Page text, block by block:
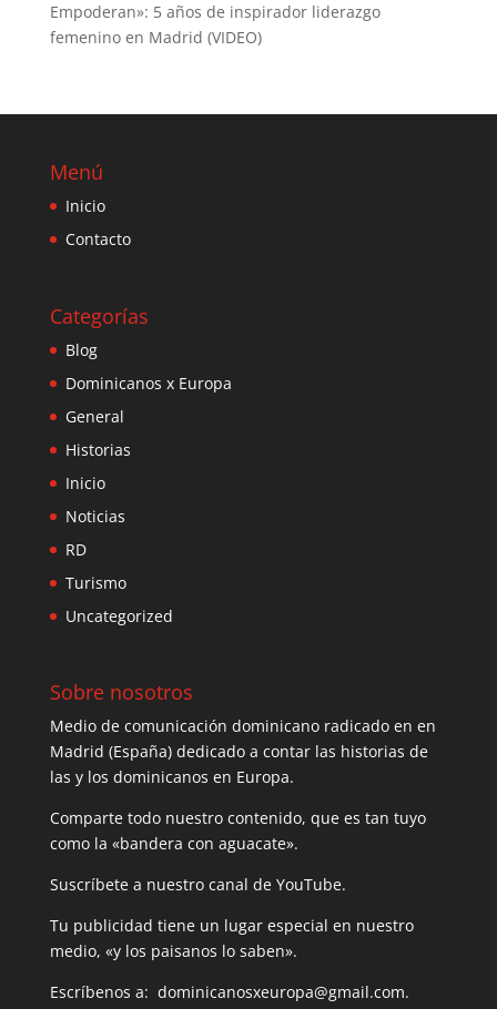
Empoderan»: 5 años de inspirador liderazgo
femenino en Madrid (VIDEO)
Menú
Inicio
Contacto
Categorías
Blog
Dominicanos x Europa
General
Historias
Inicio
Noticias
RD
Turismo
Uncategorized
Sobre nosotros
Medio de comunicación dominicano radicado en en
Madrid (España) dedicado a contar las historias de
las y los dominicanos en Europa.
Comparte todo nuestro contenido, que es tan tuyo
como la «bandera con aguacate».
Suscríbete a nuestro canal de YouTube.
Tu publicidad tiene un lugar especial en nuestro
medio, «y los paisanos lo saben».
Escríbenos a: dominicanosxeuropa@gmail.com.